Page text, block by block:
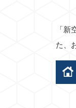
「
た、